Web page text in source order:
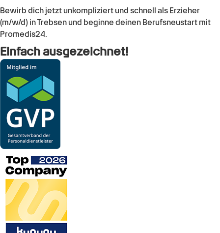
Bewirb dich jetzt unkompliziert und schnell als Erzieher
(m/w/d) in Trebsen und beginne deinen Berufsneustart mit
Promedis24.
Einfach ausgezeichnet!